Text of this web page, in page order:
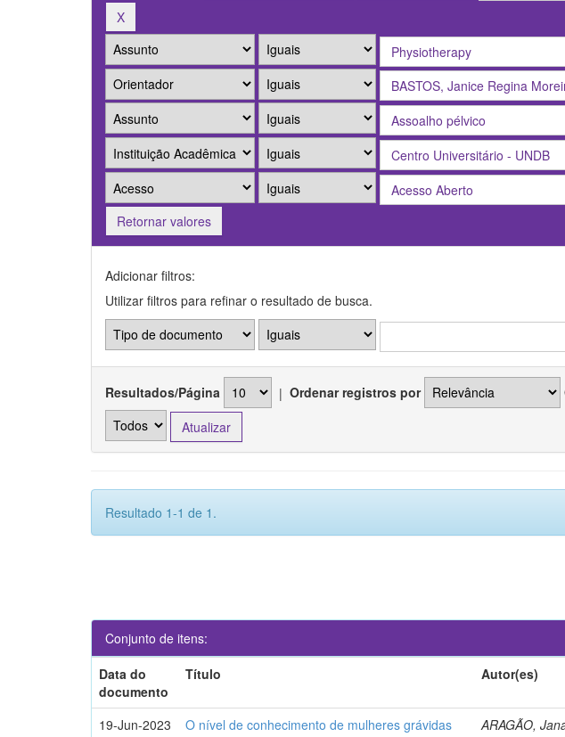
Retornar valores
Adicionar filtros:
Utilizar filtros para refinar o resultado de busca.
Resultados/Página | Ordenar registros por
Resultado 1-1 de 1.
Conjunto de itens:
Data do
documento
Título Autor(es)
19-Jun-2023
O nível de conhecimento de mulheres grávidas
ARAGÃO,